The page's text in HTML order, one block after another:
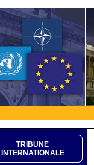
TRIBUNE
INTERNATIONALE